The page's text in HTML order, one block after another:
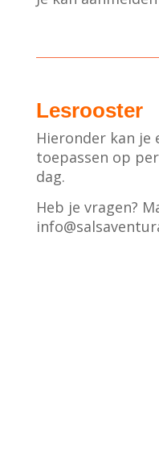
Lesrooster
Hieronder kan je
toepassen op
dag.
Heb je vragen?